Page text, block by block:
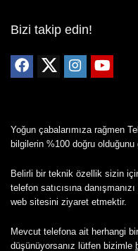
Bizi takip edin!
Yoğun çabalarımıza rağmen
bilgilerin %100 doğru
Belirli bir teknik özellik sizin
telefon satıcısına
web sitesini ziyaret etmektir.
Mevcut telefona ait herhangi
düşünüyorsanız lütfen bizimle